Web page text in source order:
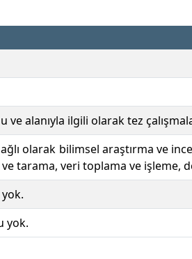
ve alanıyla ilgili olarak tez
olarak bilimsel araştırma ve
tarama, veri toplama ve işleme,
yok.